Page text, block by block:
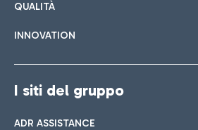
QUALITÀ
INNOVATION
I siti del gruppo
ADR ASSISTANCE